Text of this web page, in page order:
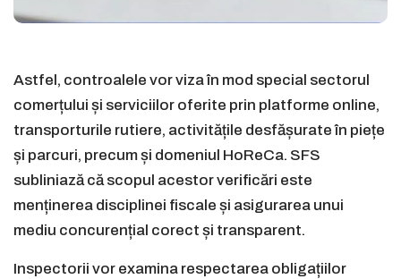
Astfel, controalele vor viza în mod special sectorul
comerțului și serviciilor oferite prin platforme online,
transporturile rutiere, activitățile desfășurate în piețe
și parcuri, precum și domeniul HoReCa. SFS
subliniază că scopul acestor verificări este
menținerea disciplinei fiscale și asigurarea unui
mediu concurențial corect și transparent.
Inspectorii vor examina respectarea obligațiilor